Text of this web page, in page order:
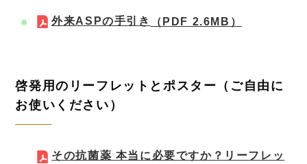
外来ASPの手引き （PDF 2.6MB）
啓発用のリーフレットとポスター（ご自由に
お使いください）
その抗菌薬 本当に必要ですか？リーフレッ